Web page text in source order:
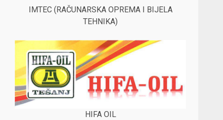
IMTEC (RAČUNARSKA OPREMA I BIJELA
TEHNIKA)
HIFA OIL